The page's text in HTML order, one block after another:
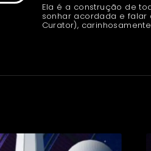
Ela é a construção de
sonhar acordada e falar
Curator),